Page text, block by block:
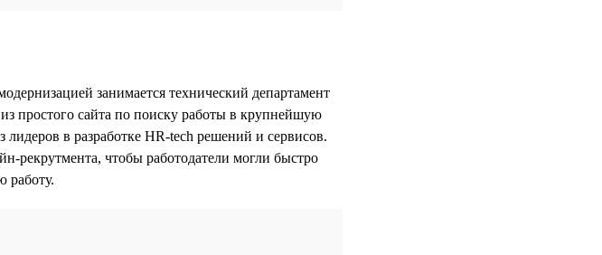
занимается технический департамент
простого сайта по поиску работы в крупнейшую
в разработке HR-tech решений и сервисов.
рекрутмента, чтобы работодатели могли быстро
работу.